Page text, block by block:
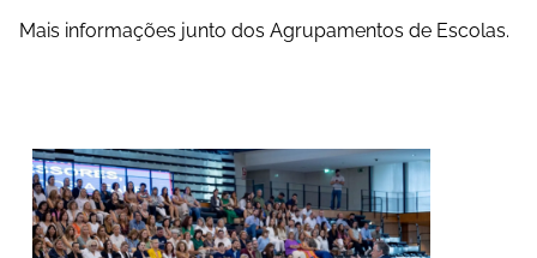
Mais informações junto dos Agrupamentos de Escolas.